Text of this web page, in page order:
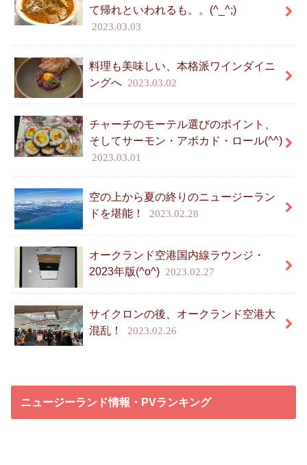
て帰れといわれるも。。(^_^;)
2023.03.03
料理も美味しい、本格派ワインダイニ
ングへ
2023.03.02
チャーチのモーテル選びのポイント、
そしてサーモン・アボカド・ロール(^^)
2023.03.01
空の上から夏の終りのニュージーラン
ドを堪能！
2023.02.28
オークランド空港国内線ラウンジ・
2023年版(^o^) 2023.02.27
サイクロンの後、オークランド空港大
混乱！
2023.02.26
ニュージーランド情報・PVランキング